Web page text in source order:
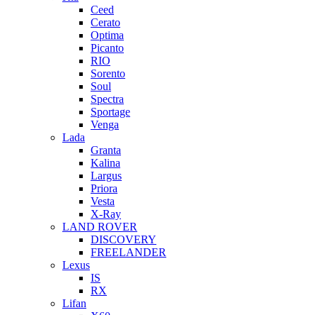
Ceed
Cerato
Optima
Picanto
RIO
Sorento
Soul
Spectra
Sportage
Venga
Lada
Granta
Kalina
Largus
Priora
Vesta
X-Ray
LAND ROVER
DISCOVERY
FREELANDER
Lexus
IS
RX
Lifan